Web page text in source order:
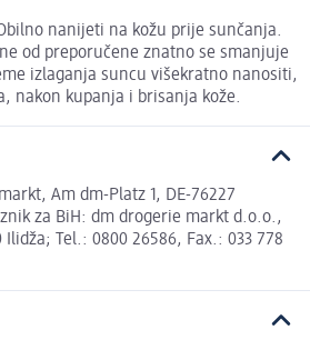
nanijeti na kožu prije sunčanja.
od preporučene znatno se smanjuje
izlaganja suncu višekratno nanositi,
nakon kupanja i brisanja kože.
Am dm-Platz 1, DE-76227
za BiH: dm drogerie markt d.o.o.,
Ilidža; Tel.: 0800 26586, Fax.: 033 778